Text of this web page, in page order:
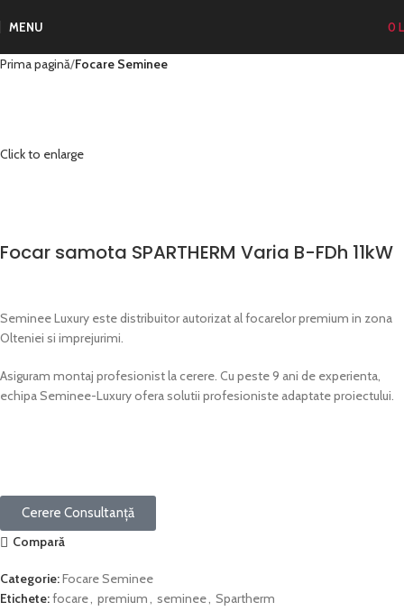
MENU 0
Prima pagină Focare Seminee
Click to enlarge
Focar samota SPARTHERM Varia B-FDh 11kW
Seminee Luxury este distribuitor autorizat al focarelor premium in zona
Olteniei si imprejurimi.
Asiguram montaj profesionist la cerere. Cu peste 9 ani de experienta,
echipa Seminee-Luxury ofera solutii profesioniste adaptate proiectului.
Cerere Consultanță
Compară
Categorie:Focare Seminee
Etichete:focare premium seminee Spartherm